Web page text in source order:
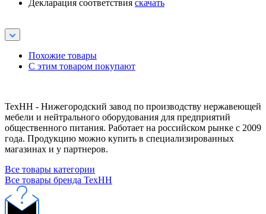
Декларация соответствия скачать
Похожие товары
С этим товаром покупают
ТехНН - Нижегородский завод по производству нержавеющей
мебели и нейтрального оборудования для предприятий
общественного питания. Работает на российском рынке с 2009
года. Продукцию можно купить в специализированных
магазинах и у партнеров.
Все товары категории
Все товары бренда ТехНН